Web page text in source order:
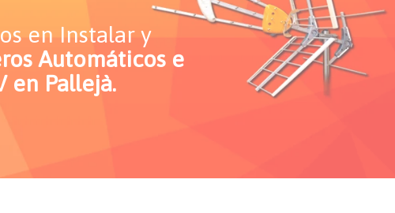
en Instalar y
Automáticos e
en Pallejà.